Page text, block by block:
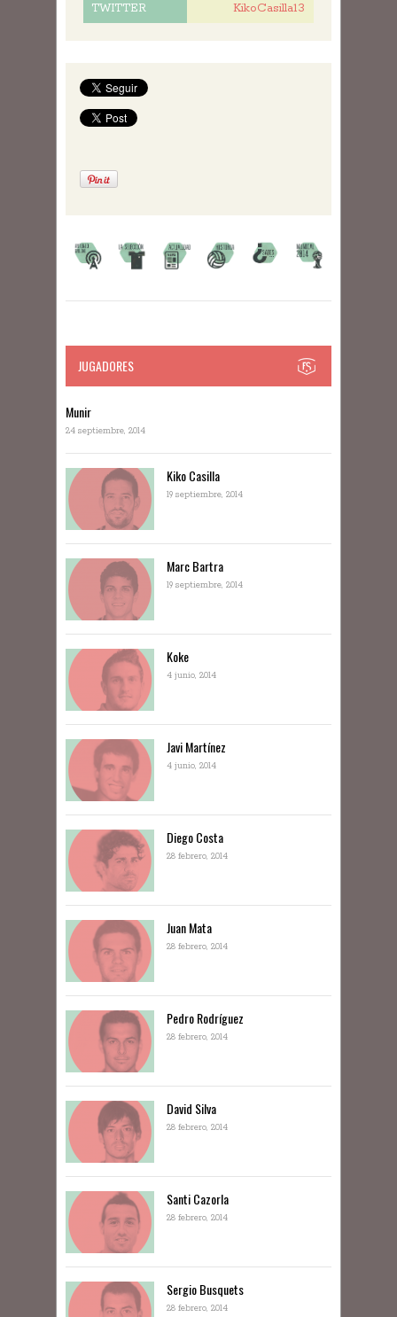
TWITTER KikoCasilla13
JUGADORES
Munir
24 septiembre, 2014
Kiko Casilla
19 septiembre, 2014
Marc Bartra
19 septiembre, 2014
Koke
4 junio, 2014
Javi Martínez
4 junio, 2014
Diego Costa
28 febrero, 2014
Juan Mata
28 febrero, 2014
Pedro Rodríguez
28 febrero, 2014
David Silva
28 febrero, 2014
Santi Cazorla
28 febrero, 2014
Sergio Busquets
28 febrero, 2014